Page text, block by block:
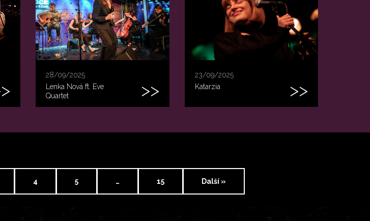
28/09/2025
Lenka Nová ft. Eve
Quartet
23/09/2025
Katarzia
4 5 … 15 Další »